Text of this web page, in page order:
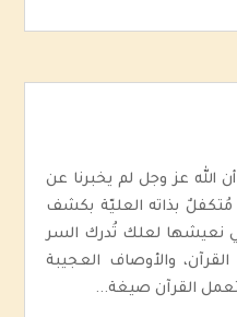
الله عز وجل لم يخبرنا عن
مُتكفلٌ بذاته العليّة بكشف
نعيشها لعلك تُدرك السر
والأوصاف العجيبة
القرآن صيغة...